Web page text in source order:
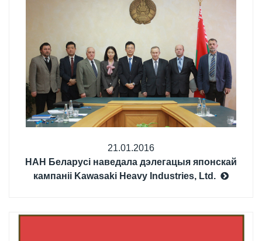
21.01.2016
НАН Беларусі наведала дэлегацыя японскай
кампаніі Kawasaki Heavy Industries, Ltd.